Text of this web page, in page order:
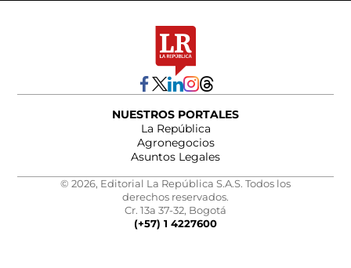
NUESTROS PORTALES
La República
Agronegocios
Asuntos Legales
© 2026, Editorial La República S.A.S. Todos los
derechos reservados.
Cr. 13a 37-32, Bogotá
(+57) 1 4227600